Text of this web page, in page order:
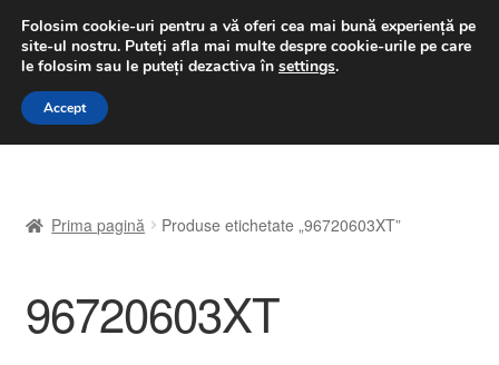
LIVRARE de la 33 lei
luni-vineri 9 a.m. - 4 p.m.031 229 6816
Sari
Sari
A lua legatura
Contul meu
Prima pagină Produse etichetate „96720603XT”
96720603XT
Folosim cookie-uri pentru a vă oferi cea mai bună experiență pe
site-ul nostru. Puteți afla mai multe despre cookie-urile pe care
le folosim sau le puteți dezactiva în settings.
Accept